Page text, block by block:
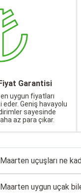
Garantisi
uygun fiyatları
eder. Geniş havayolu
sayesinde
az para çıkar.
uçuşları ne
uygun uçak